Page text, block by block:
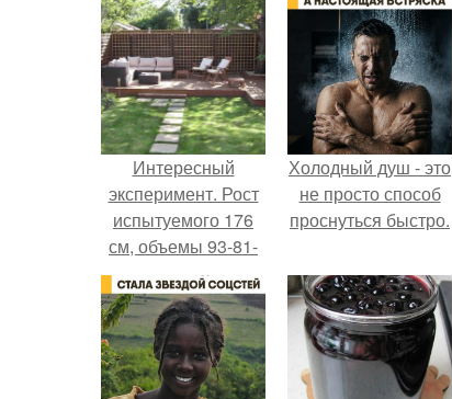
Интересный
эксперимент. Рост
испытуемого 176
см, объемы 93-81-
Холодный душ - это
не просто способ
проснуться быстро.